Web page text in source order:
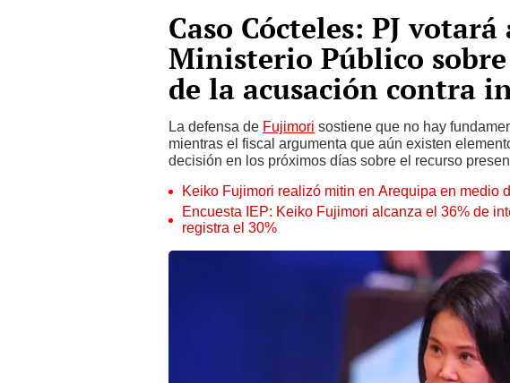
Caso Cócteles: PJ
Ministerio Público
de la acusación contra
La defensa de Fujimori sostiene que no hay
mientras el fiscal argumenta que aún existen
decisión en los próximos días sobre el recurso
Keiko Fujimori realizó mitin en Arequipa en medio
Encuesta IEP: Keiko Fujimori alcanza el 36% de
registra el 30%